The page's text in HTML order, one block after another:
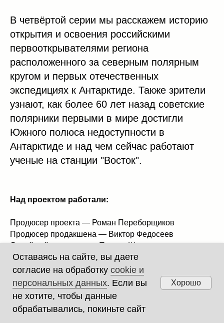
В четвёртой серии мы расскажем историю
открытия и освоения российскими
первооткрывателями региона
расположенного за северным полярным
кругом и первых отечественных
экспедициях к Антарктиде. Также зрители
узнают, как более 60 лет назад советские
полярники первыми в мире достигли
Южного полюса недоступности в
Антарктиде и над чем сейчас работают
ученые на станции "Восток".
Над проектом работали:
Продюсер проекта — Роман Переборщиков
Продюсер продакшена — Виктор Федосеев
Линейный продюсер — Таисия Шлепнева
Звукорежиссёр — Александр Чирков
Композитор — Александр Чирков
Сценарий — Роман Переборщиков, Анна Рубцова,
Оставаясь на сайте, вы даете
согласие на обработку cookie и
персональных данных. Если вы
не хотите, чтобы данные
обрабатывались, покиньте сайт
Хорошо